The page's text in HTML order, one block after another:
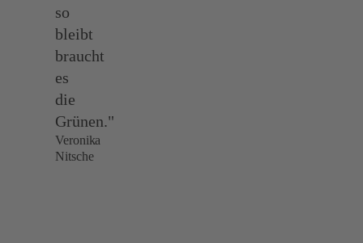
so
bleibt
braucht
es
die
Grünen."
Veronika
Nitsche